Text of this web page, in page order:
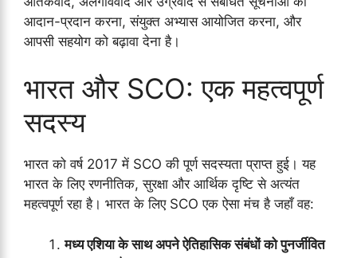
आदान-प्रदान करना, संयुक्त अभ्यास आयोजित करना, और
आपसी सहयोग को बढ़ावा देना है।
भारत और SCO: एक महत्वपूर्ण
सदस्य
भारत को वर्ष 2017 में SCO की पूर्ण सदस्यता प्राप्त हुई। यह
भारत के लिए रणनीतिक, सुरक्षा और आर्थिक दृष्टि से अत्यंत
महत्वपूर्ण रहा है। भारत के लिए SCO एक ऐसा मंच है जहाँ वह:
मध्य एशिया के साथ अपने ऐतिहासिक संबंधों को पुनर्जीवित